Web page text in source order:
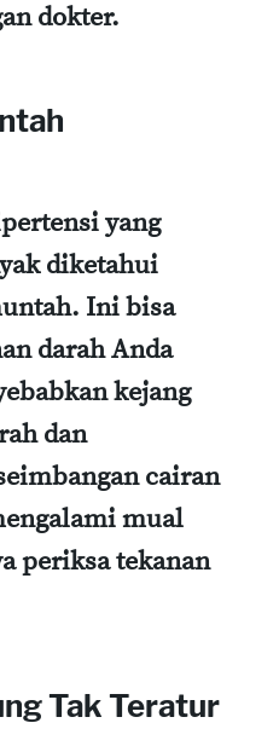
dokter.
yang
diketahui
Ini bisa
darah Anda
kejang
dan
cairan
mual
periksa tekanan
Tak Teratur